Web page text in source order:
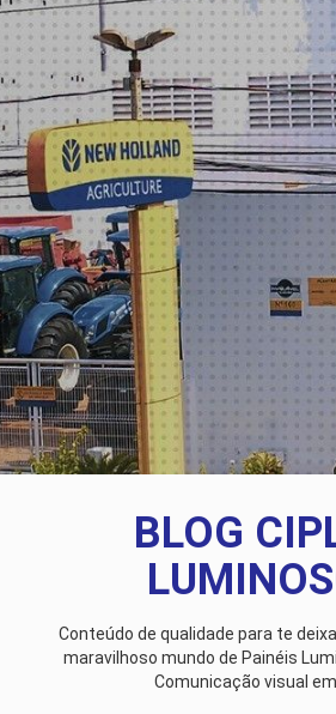
BLOG
Conteúdo de qualidade para te
maravilhoso mundo de Painéis
Comunicação visual em